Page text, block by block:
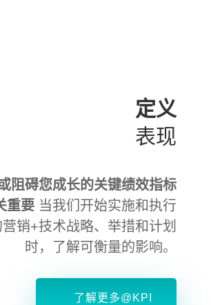
定义
表现
阻碍您成长的关键绩效指标
重要 当我们开始实施和执行
销+技术战略、举措和计划
时，了解可衡量的影响。
了解更多@KPI